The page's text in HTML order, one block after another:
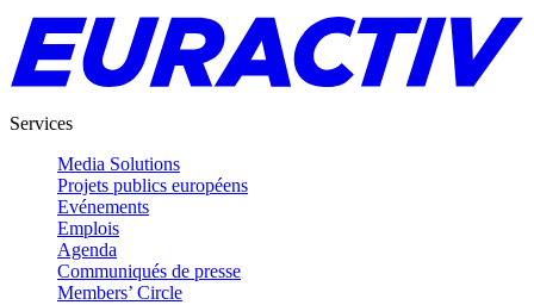
Services
Media Solutions
Projets publics européens
Evénements
Emplois
Agenda
Communiqués de presse
Members’ Circle